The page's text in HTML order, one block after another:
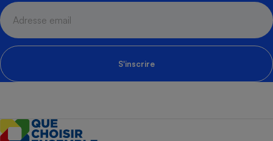
S'inscrire